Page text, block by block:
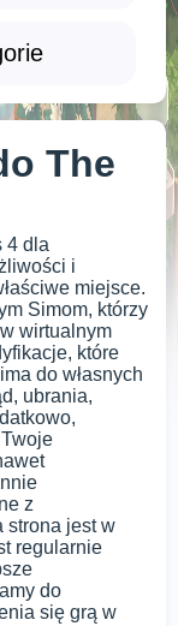
The
4 dla
i
miejsce.
Simom, którzy
wirtualnym
które
do własnych
ubrania,
z
strona jest w
regularnie
do
się grą w